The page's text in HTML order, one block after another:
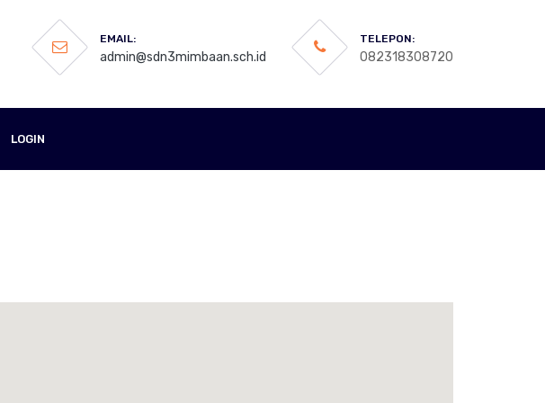
EMAIL:
admin@sdn3mimbaan.sch.id
TELEPON:
082318308720
LOGIN